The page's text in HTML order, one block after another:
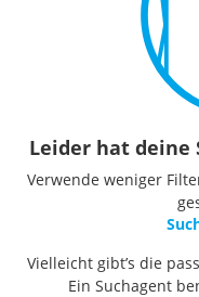
Leider hat deine
Verwende weniger
Vielleicht gibt’s die
Ein Suchagent